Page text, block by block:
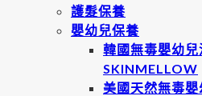
護髮保養
嬰幼兒保養
韓國無毒嬰幼
SKINMELLOW
美國天然無毒